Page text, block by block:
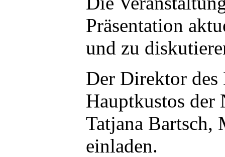
Präsentation
und zu
Der Direktor
Hauptkustos der
Tatjana Bartsch,
einladen.